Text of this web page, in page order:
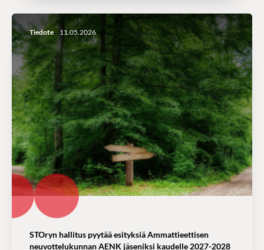
Tiedote 11.05.2026
STOryn hallitus pyytää esityksiä Ammattieettisen
neuvottelukunnan AENK jäseniksi kaudelle 2027-2028